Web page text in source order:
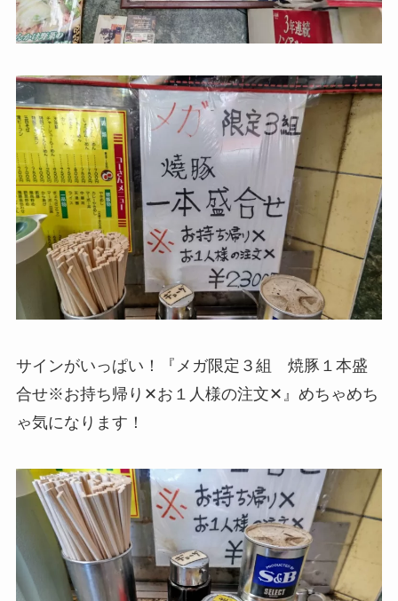
サインがいっぱい！『メガ限定３組 焼豚１本盛
合せ※お持ち帰り✕お１人様の注文✕』めちゃめち
ゃ気になります！